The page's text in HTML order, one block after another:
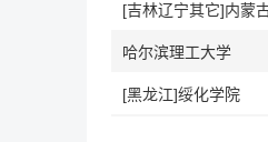
[吉林辽宁其它]内蒙
哈尔滨理工大学
[黑龙江]绥化学院